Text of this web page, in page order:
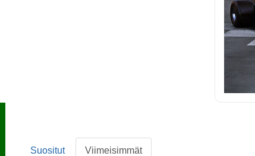
Suositut Viimeisimmät